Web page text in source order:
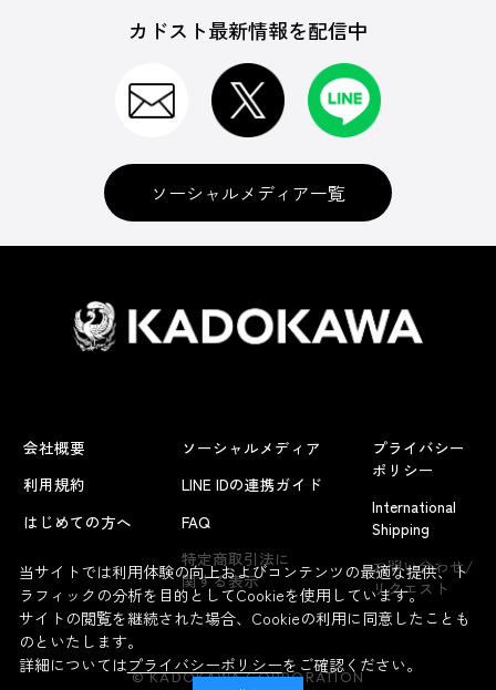
よくあるお問い合わせ
カドスト最新情報を配信中
ソーシャルメディア一覧
会社概要
利用規約
はじめての方へ
ソーシャルメディア
LINE IDの連携ガイド
FAQ
特定商取引法に
関する表示
プライバシー
ポリシー
International
Shipping
お問い合わせ/
リクエスト
© KADOKAWA CORPORATION
当サイトでは利用体験の向上およびコンテンツの最適な提供、ト
ラフィックの分析を目的としてCookieを使用しています。
サイトの閲覧を継続された場合、Cookieの利用に同意したことも
のといたします。
詳細についてはプライバシーポリシーをご確認ください。